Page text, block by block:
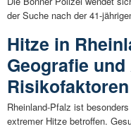
der Suche nach der 41-
Hitze in
Geografie
Risikofaktoren
Rheinland-Pfalz ist
extremer Hitze betroffen.